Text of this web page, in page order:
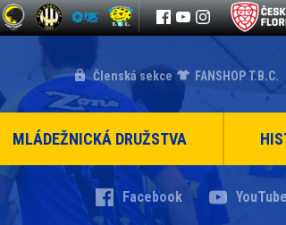
Členská sekce FANSHOP T.B.C.
MLÁDEŽNICKÁ DRUŽSTVA
Facebook YouTube